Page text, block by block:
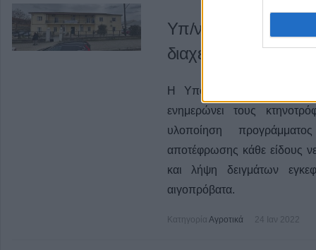
Υπ/νση
διαχείρισης
Η Υποδιεύθυνση
ενημερώνει τους
υλοποίηση
αποτέφρωσης κάθε είδους
και λήψη δειγμάτων
αιγοπρόβατα.
Κατηγορία Αγροτικά 24 Ιαν 2022